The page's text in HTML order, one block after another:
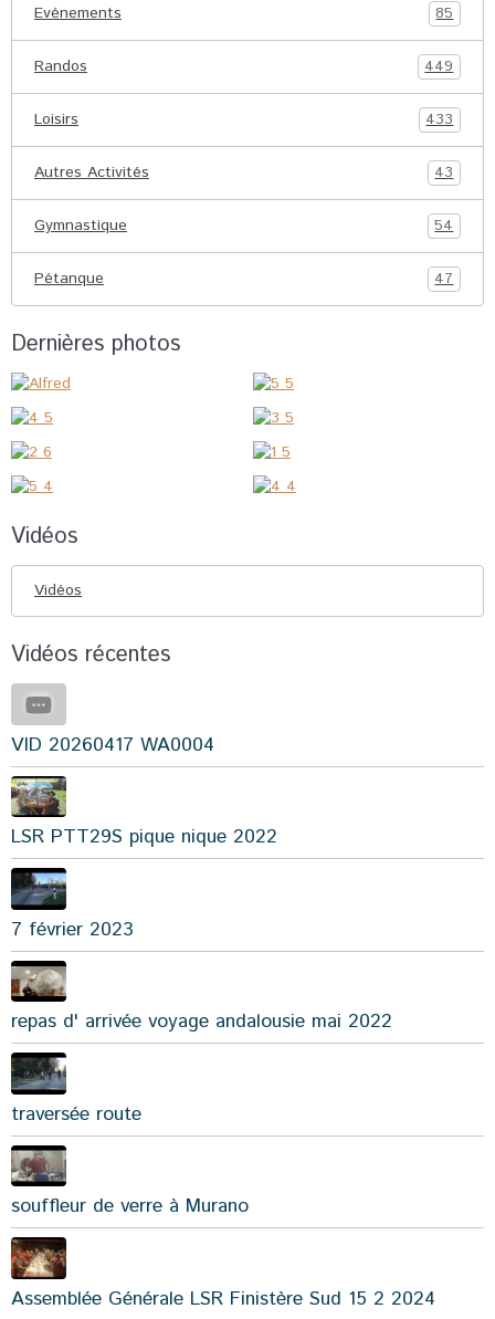
Evénements 85
Randos 449
Loisirs 433
Autres Activités 43
Gymnastique 54
Pétanque 47
Dernières photos
Vidéos
Vidéos
Vidéos récentes
VID 20260417 WA0004
LSR PTT29S pique nique 2022
7 février 2023
repas d' arrivée voyage andalousie mai 2022
traversée route
souffleur de verre à Murano
Assemblée Générale LSR Finistère Sud 15 2 2024